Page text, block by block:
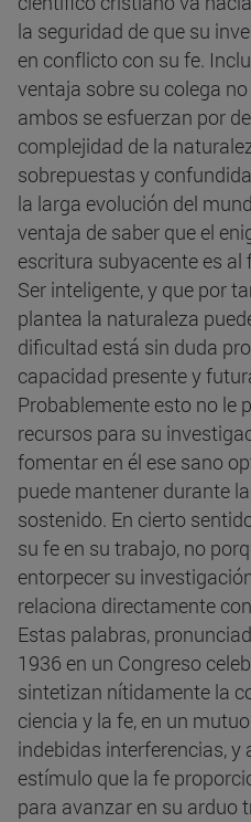
la seguridad de que su
en conflicto con su fe.
ventaja sobre su colega
ambos se esfuerzan por
complejidad de la
sobrepuestas y
la larga evolución del
ventaja de saber que el
escritura subyacente es al
Ser inteligente, y que por
plantea la naturaleza
dificultad está sin duda
capacidad presente y
Probablemente esto no le
recursos para su
fomentar en él ese sano
puede mantener durante
sostenido. En cierto
su fe en su trabajo, no
entorpecer su
relaciona directamente
Estas palabras,
1936 en un Congreso
sintetizan nítidamente la
ciencia y la fe, en un
indebidas interferencias, y
estímulo que la fe
para avanzar en su arduo